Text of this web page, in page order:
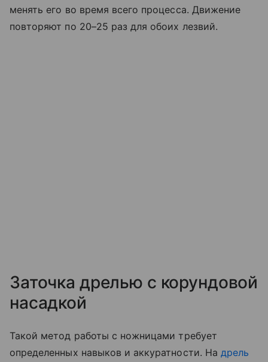
менять его во время всего процесса. Движение
повторяют по 20–25 раз для обоих лезвий.
Заточка дрелью с корундовой
насадкой
Такой метод работы с ножницами требует
определенных навыков и аккуратности. На дрель